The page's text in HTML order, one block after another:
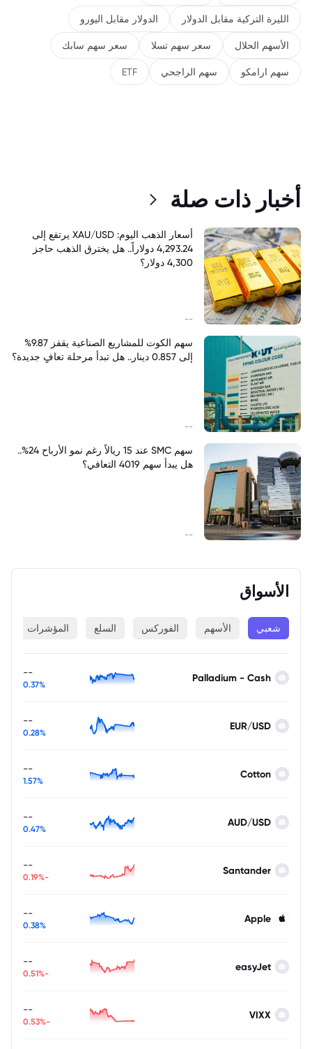
الأسواق
شعبي الأسهم الفوركس السلع المؤشرات
Palladium - Cash
--
0.37%
EUR/USD
--
0.28%
Cotton
--
1.57%
AUD/USD
--
0.47%
Santander
--
-0.19%
Apple
--
0.38%
easyJet
--
-0.51%
VIXX
--
-0.53%
الليرة التركية مقابل الدولار الدولار مقابل اليورو
الأسهم الحلال سعر سهم تسلا سعر سهم سابك
سهم ارامكو سهم الراجحي ETF
أخبار ذات صلة
أسعار الذهب اليوم: XAU/USD يرتفع إلى
4,293.24 دولاراً.. هل يخترق الذهب حاجز
4,300 دولار؟
--
سهم الكوت للمشاريع الصناعية يقفز 9.87%
إلى 0.857 دينار.. هل تبدأ مرحلة تعافٍ جديدة؟
--
سهم SMC عند 15 ريالاً رغم نمو الأرباح 24%..
هل يبدأ سهم 4019 التعافي؟
--